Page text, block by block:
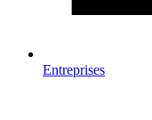
Entreprises